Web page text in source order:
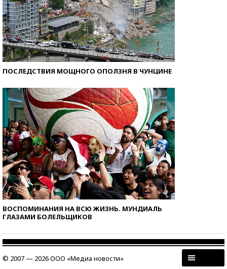
ПОСЛЕДСТВИЯ МОЩНОГО ОПОЛЗНЯ В ЧУНЦИНЕ
ВОСПОМИНАНИЯ НА ВСЮ ЖИЗНЬ. МУНДИАЛЬ
ГЛАЗАМИ БОЛЕЛЬЩИКОВ
© 2007 — 2026 ООО «Медиа новости»